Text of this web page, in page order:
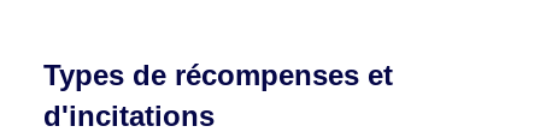
Types de récompenses et
d'incitations